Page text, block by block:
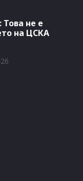
Това не е
на ЦСКА